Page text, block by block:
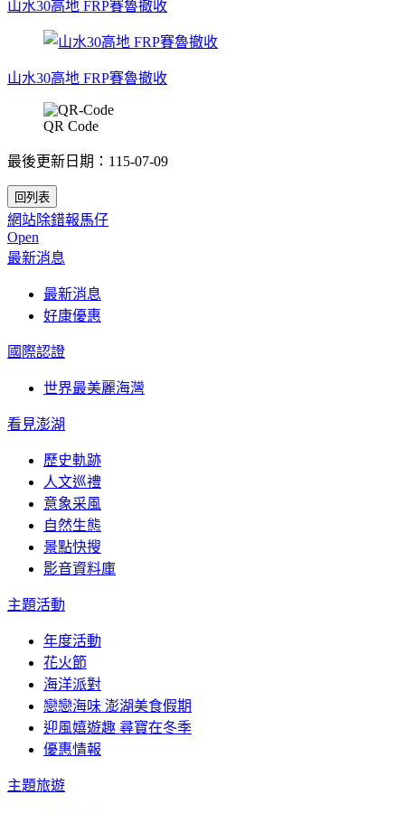
山水30高地 FRP賽魯撤收
山水30高地 FRP賽魯撤收
QR Code
最後更新日期：115-07-09
網站除錯報馬仔
Open
最新消息
最新消息
好康優惠
國際認證
世界最美麗海灣
看見澎湖
歷史軌跡
人文巡禮
意象采風
自然生態
景點快搜
影音資料庫
主題活動
年度活動
花火節
海洋派對
戀戀海味 澎湖美食假期
迎風嬉遊趣 尋寶在冬季
優惠情報
主題旅遊